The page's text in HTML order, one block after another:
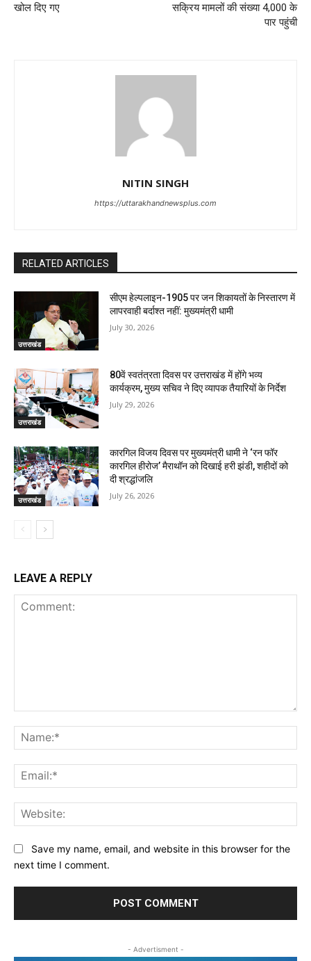
खोल दिए गए
सक्रिय मामलों की संख्या 4,000 के
पार पहुंची
NITIN SINGH
https://uttarakhandnewsplus.com
RELATED ARTICLES
उत्तराखंड
सीएम हेल्पलाइन-1905 पर जन शिकायतों के निस्तारण में
लापरवाही बर्दाश्त नहीं: मुख्यमंत्री धामी
July 30, 2026
उत्तराखंड
80वें स्वतंत्रता दिवस पर उत्तराखंड में होंगे भव्य
कार्यक्रम, मुख्य सचिव ने दिए व्यापक तैयारियों के निर्देश
July 29, 2026
उत्तराखंड
कारगिल विजय दिवस पर मुख्यमंत्री धामी ने ‘रन फॉर
कारगिल हीरोज’ मैराथॉन को दिखाई हरी झंडी, शहीदों को
दी श्रद्धांजलि
July 26, 2026
LEAVE A REPLY
Save my name, email, and website in this browser for the
next time I comment.
- Advertisment -